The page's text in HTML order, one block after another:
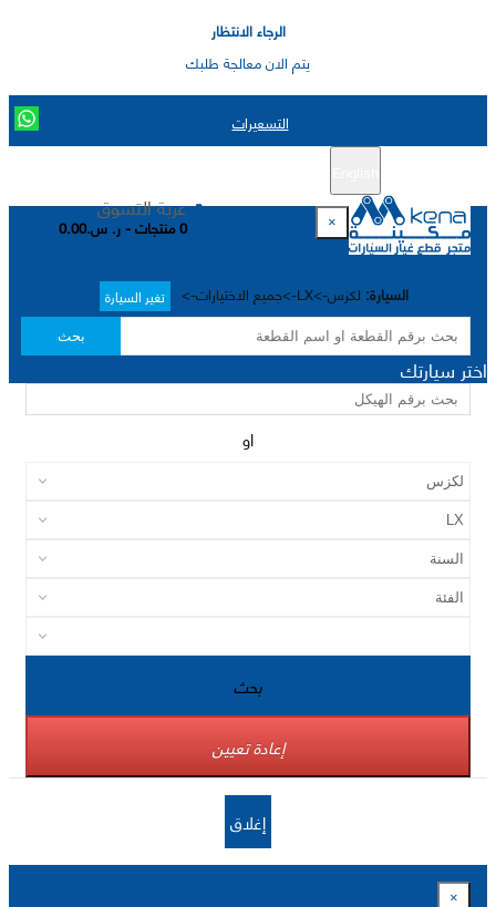
الرجاء الانتظار
يتم الان معالجة طلبك
التسعيرات
عربة التسوق
0 منتجات - ر. س.0.00
السيارة: لكزس->LX->جميع الاختيارات-> تغير السيارة
بحث
×
اختر سيارتك
او
بحث
إعادة تعيين
إغلاق
×